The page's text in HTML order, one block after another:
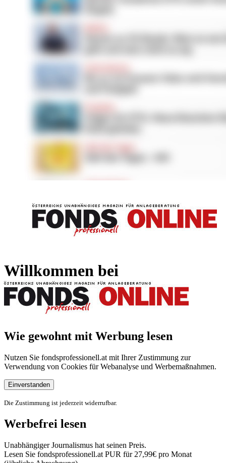
Willkommen bei
Wie gewohnt mit Werbung lesen
Nutzen Sie fondsprofessionell.at mit Ihrer Zustimmung zur
Verwendung von Cookies für Webanalyse und Werbemaßnahmen.
Einverstanden
Die Zustimmung ist jederzeit widerrufbar.
Werbefrei lesen
Unabhängiger Journalismus hat seinen Preis.
Lesen Sie fondsprofessionell.at PUR für 27,99€ pro Monat